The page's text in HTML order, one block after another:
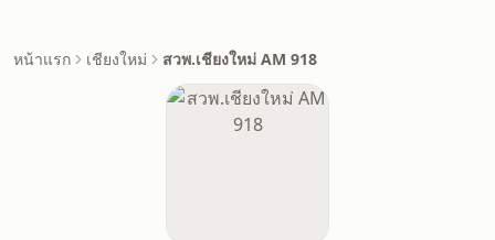
หน้าแรก เชียงใหม่ สวพ.เชียงใหม่ AM 918